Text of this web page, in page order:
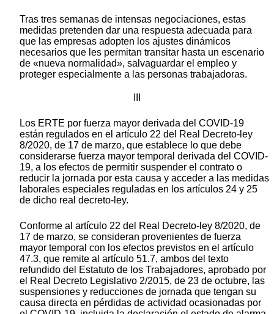
Tras tres semanas de intensas negociaciones, estas
medidas pretenden dar una respuesta adecuada para
que las empresas adopten los ajustes dinámicos
necesarios que les permitan transitar hasta un escenario
de «nueva normalidad», salvaguardar el empleo y
proteger especialmente a las personas trabajadoras.
Los ERTE por fuerza mayor derivada del COVID-19
están regulados en el artículo 22 del Real Decreto-ley
8/2020, de 17 de marzo, que establece lo que debe
considerarse fuerza mayor temporal derivada del COVID-
19, a los efectos de permitir suspender el contrato o
reducir la jornada por esta causa y acceder a las medidas
laborales especiales reguladas en los artículos 24 y 25
de dicho real decreto-ley.
Conforme al artículo 22 del Real Decreto-ley 8/2020, de
17 de marzo, se consideran provenientes de fuerza
mayor temporal con los efectos previstos en el artículo
47.3, que remite al artículo 51.7, ambos del texto
refundido del Estatuto de los Trabajadores, aprobado por
el Real Decreto Legislativo 2/2015, de 23 de octubre, las
suspensiones y reducciones de jornada que tengan su
causa directa en pérdidas de actividad ocasionadas por